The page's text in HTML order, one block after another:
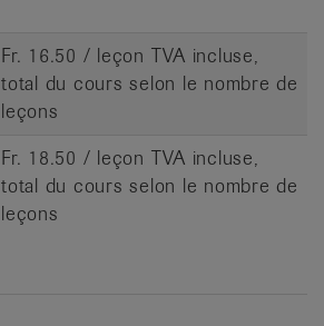
Fr. 16.50 / leçon TVA incluse,
total du cours selon le nombre de
leçons
Fr. 18.50 / leçon TVA incluse,
total du cours selon le nombre de
leçons